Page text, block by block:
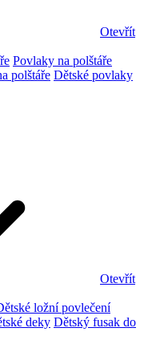
Otevřít
Povlaky na polštáře
polštáře Dětské povlaky
Otevřít
ložní povlečení
deky Dětský fusak do